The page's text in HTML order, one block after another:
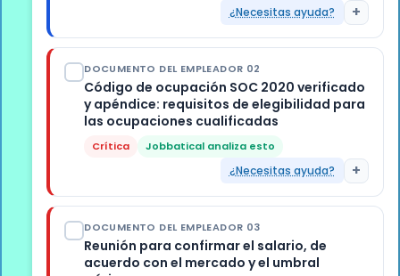
¿Necesitas ayuda? +
Ministerio del Interior del Reino Unido / UKVI
REQUISITOS DE ESTADO
Debe tener calificación A (no B ni estar
suspendido) en el momento de la asignación
del CoS
DÓNDE CONSULTAR
Consulte el registro público de
DOCUMENTO DEL EMPLEADOR 02
Código de ocupación SOC 2020 verificado
y apéndice: requisitos de elegibilidad para
las ocupaciones cualificadas
Crítica Jobbatical analiza esto
¿Necesitas ayuda? +
Código SOC 2020 de 4 dígitos que se ajuste
a las funciones del puesto (no solo al cargo)
DOCUMENTO DEL EMPLEADOR 03
Reunión para confirmar el salario, de
acuerdo con el mercado y el umbral